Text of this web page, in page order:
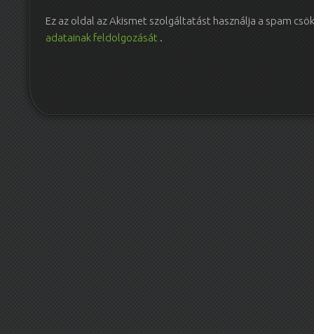
Ez az oldal az Akismet szolgáltatást használja a spam
adatainak feldolgozását .